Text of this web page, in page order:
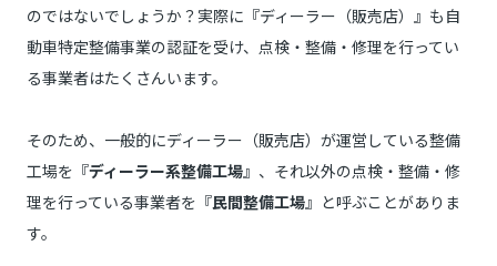
のではないでしょうか？実際に『ディーラー（販売店）』も自
動車特定整備事業の認証を受け、点検・整備・修理を行ってい
る事業者はたくさんいます。
そのため、一般的にディーラー（販売店）が運営している整備
工場を『ディーラー系整備工場』、それ以外の点検・整備・修
理を行っている事業者を『民間整備工場』と呼ぶことがありま
す。